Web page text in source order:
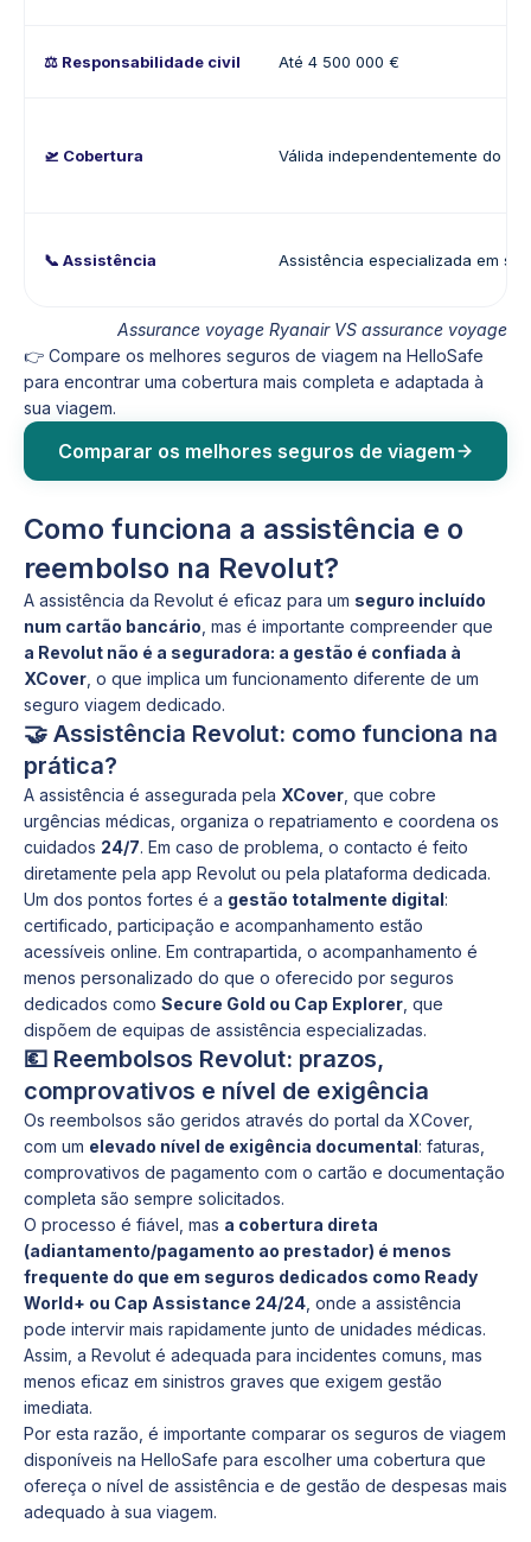
⚖️ Responsabilidade civil Até 4 500 000 €
🛫 Cobertura Válida independentemente do
📞 Assistência Assistência especializada em
Assurance voyage Ryanair VS assurance voyage
👉 Compare os melhores seguros de viagem na HelloSafe
para encontrar uma cobertura mais completa e adaptada à
sua viagem.
Comparar os melhores seguros de viagem
Como funciona a assistência e o
reembolso na Revolut?
A assistência da Revolut é eficaz para um seguro incluído
num cartão bancário , mas é importante compreender que
a Revolut não é a seguradora: a gestão é confiada à
XCover , o que implica um funcionamento diferente de um
seguro viagem dedicado.
🤝 Assistência Revolut: como funciona na
prática?
A assistência é assegurada pela XCover , que cobre
urgências médicas, organiza o repatriamento e coordena os
cuidados 24/7. Em caso de problema, o contacto é feito
diretamente pela app Revolut ou pela plataforma dedicada.
Um dos pontos fortes é a gestão totalmente digital:
certificado, participação e acompanhamento estão
acessíveis online. Em contrapartida, o acompanhamento é
menos personalizado do que o oferecido por seguros
dedicados como Secure Gold ou Cap Explorer , que
dispõem de equipas de assistência especializadas.
💶 Reembolsos Revolut: prazos,
comprovativos e nível de exigência
Os reembolsos são geridos através do portal da XCover,
com um elevado nível de exigência documental: faturas,
comprovativos de pagamento com o cartão e documentação
completa são sempre solicitados.
O processo é fiável, mas a cobertura direta
(adiantamento/pagamento ao prestador) é menos
frequente do que em seguros dedicados como Ready
World+ ou Cap Assistance 24/24 , onde a assistência
pode intervir mais rapidamente junto de unidades médicas.
Assim, a Revolut é adequada para incidentes comuns, mas
menos eficaz em sinistros graves que exigem gestão
imediata.
Por esta razão, é importante comparar os seguros de viagem
disponíveis na HelloSafe para escolher uma cobertura que
ofereça o nível de assistência e de gestão de despesas mais
adequado à sua viagem.